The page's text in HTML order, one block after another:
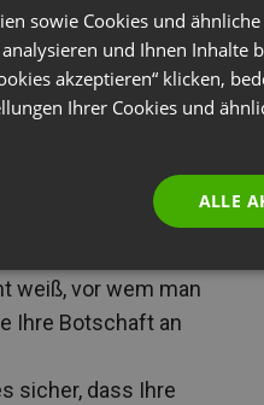
weiß, vor wem man
Ihre Botschaft an
sicher, dass Ihre
sowie Cookies und
und Ihnen Inhalte
akzeptieren“ klicken,
Ihrer Cookies und
ALLE